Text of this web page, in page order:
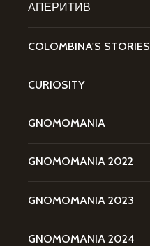
АПЕРИТИВ
COLOMBINA'S STORIES
CURIOSITY
GNOMOMANIA
GNOMOMANIA 2022
GNOMOMANIA 2023
GNOMOMANIA 2024